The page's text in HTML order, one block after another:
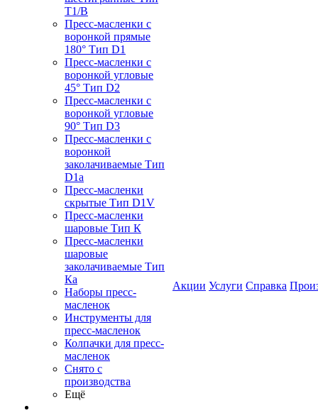
T1/B
Пресс-масленки с
воронкой прямые
180° Тип D1
Пресс-масленки с
воронкой угловые
45° Тип D2
Пресс-масленки с
воронкой угловые
90° Тип D3
Пресс-масленки с
воронкой
заколачиваемые Тип
D1a
Пресс-масленки
скрытые Тип D1V
Пресс-масленки
шаровые Тип К
Пресс-масленки
шаровые
заколачиваемые Тип
Кa
Наборы пресс-
масленок
Инструменты для
пресс-масленок
Колпачки для пресс-
масленок
Снято с
производства
Ещё
Акции Услуги Справка